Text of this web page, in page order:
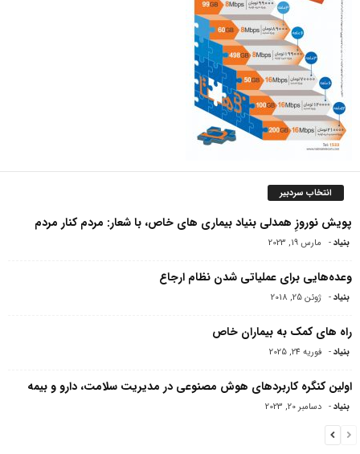
انتخاب سردبیر
پویش نوروزِ همدلی بنیاد بیماری های خاص، با شعار: مردم کنار مردم
بنیاد- مارس 19, 2023
وعده‌هایی برای عملیاتی شدن نظام ارجاع
بنیاد- ژوئن 25, 2018
راه های کمک به بیماران خاص
بنیاد- فوریه 24, 2025
اولین کنگره کاربردهای هوش مصنوعی در مدیریت سلامت، دارو و بیمه
بنیاد- دسامبر 20, 2023